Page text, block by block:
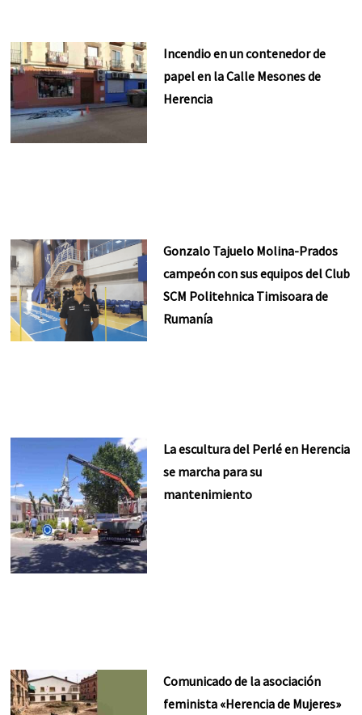
Incendio en un contenedor de
papel en la Calle Mesones de
Herencia
Gonzalo Tajuelo Molina-Prados
campeón con sus equipos del Club
SCM Politehnica Timisoara de
Rumanía
La escultura del Perlé en Herencia
se marcha para su
mantenimiento
Comunicado de la asociación
feminista «Herencia de Mujeres»